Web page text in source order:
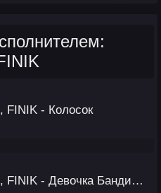
FINIK - Колосок
ALEKS ATAMAN, FINIK - Девочка Бандитка